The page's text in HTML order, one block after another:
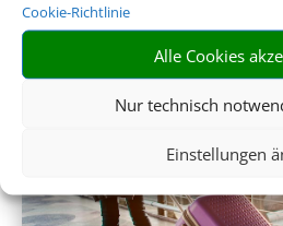
Cookie-Richtlinie
Alle Cookies
Nur technisch
Einstellungen